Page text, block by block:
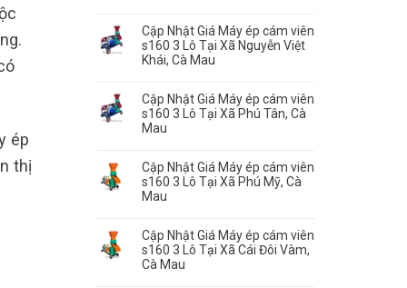
ép
thị
Cập Nhật Giá Máy ép cám viên
s160 3 Lô Tại Xã Nguyễn Việt
Khái, Cà Mau
Cập Nhật Giá Máy ép cám viên
s160 3 Lô Tại Xã Phú Tân, Cà
Mau
Cập Nhật Giá Máy ép cám viên
s160 3 Lô Tại Xã Phú Mỹ, Cà
Mau
Cập Nhật Giá Máy ép cám viên
s160 3 Lô Tại Xã Cái Đôi Vàm,
Cà Mau